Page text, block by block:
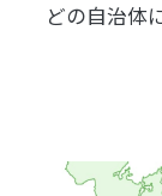
どの自治体